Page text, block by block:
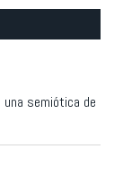
semiótica de